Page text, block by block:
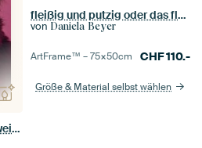
Bubblegum Fun: Meerschweinchen 3
fleißig und putzig oder das fleißige Eichhörnchen
von Daniela Beyer
ArtFrame™ –75×50cm CHF110.-
Größe & Material selbst wählen